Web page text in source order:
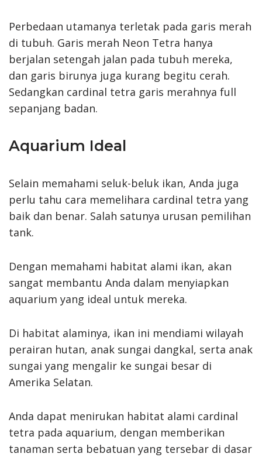
Perbedaan utamanya terletak pada garis merah
di tubuh. Garis merah Neon Tetra hanya
berjalan setengah jalan pada tubuh mereka,
dan garis birunya juga kurang begitu cerah.
Sedangkan cardinal tetra garis merahnya full
sepanjang badan.
Aquarium Ideal
Selain memahami seluk-beluk ikan, Anda juga
perlu tahu cara memelihara cardinal tetra yang
baik dan benar. Salah satunya urusan pemilihan
tank.
Dengan memahami habitat alami ikan, akan
sangat membantu Anda dalam menyiapkan
aquarium yang ideal untuk mereka.
Di habitat alaminya, ikan ini mendiami wilayah
perairan hutan, anak sungai dangkal, serta anak
sungai yang mengalir ke sungai besar di
Amerika Selatan.
Anda dapat menirukan habitat alami cardinal
tetra pada aquarium, dengan memberikan
tanaman serta bebatuan yang tersebar di dasar